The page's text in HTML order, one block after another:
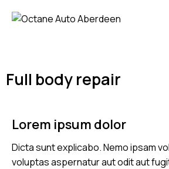
Full body repair
Lorem ipsum dolor
Dicta sunt explicabo. Nemo ipsam
voluptas aspernatur aut odit aut